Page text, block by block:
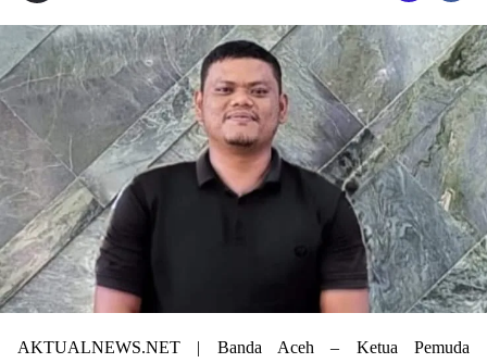
AKTUALNEWS.NET | Banda Aceh – Ketua Pemuda